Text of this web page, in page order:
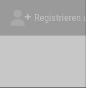
Registrieren